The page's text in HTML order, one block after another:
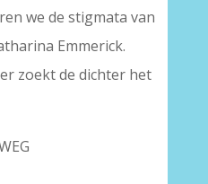
we de stigmata van
Emmerick.
zoekt de dichter het